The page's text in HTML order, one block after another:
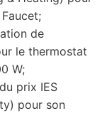
de
le thermostat
W;
prix IES
pour son